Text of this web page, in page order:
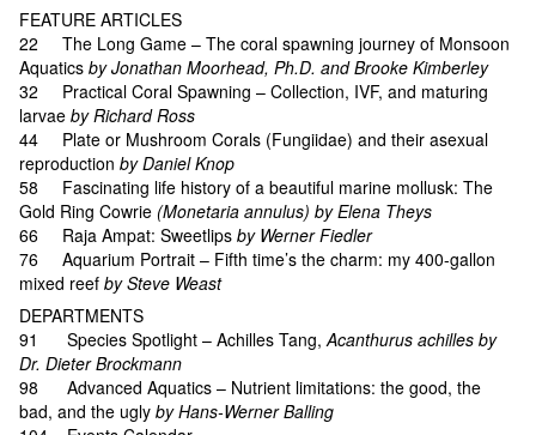
FEATURE ARTICLES
22 The Long Game – The coral spawning journey of Monsoon
Aquatics by Jonathan Moorhead, Ph.D. and Brooke Kimberley
32 Practical Coral Spawning – Collection, IVF, and maturing
larvae by Richard Ross
44 Plate or Mushroom Corals (Fungiidae) and their asexual
reproduction by Daniel Knop
58 Fascinating life history of a beautiful marine mollusk: The
Gold Ring Cowrie (Monetaria annulus) by Elena Theys
66 Raja Ampat: Sweetlips by Werner Fiedler
76 Aquarium Portrait – Fifth time’s the charm: my 400-gallon
mixed reef by Steve Weast
DEPARTMENTS
91 Species Spotlight – Achilles Tang, Acanthurus achilles by
Dr. Dieter Brockmann
98 Advanced Aquatics – Nutrient limitations: the good, the
bad, and the ugly by Hans-Werner Balling